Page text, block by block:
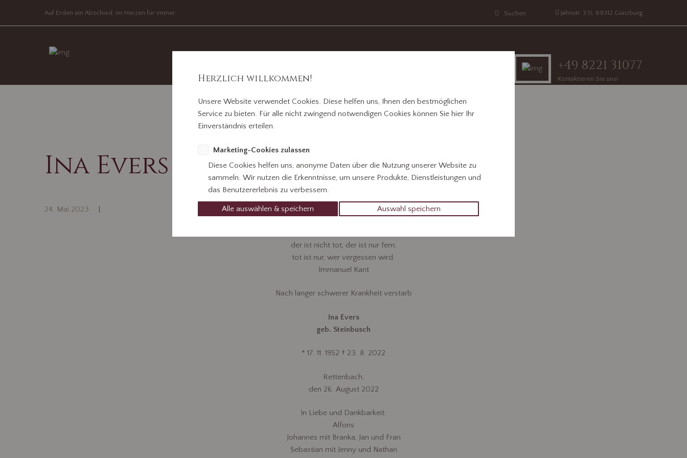
Auf Erden ein Abschied, im Herzen für immer. Jahnstr. 3 ½, 89312 Günzburg
+49 8221 31077
Kontaktieren Sie uns!
Ina Evers
24. Mai 2023
der ist nicht tot, der ist nur fern;
tot ist nur, wer vergessen wird.
Immanuel Kant
Nach langer schwerer Krankheit verstarb
Ina Evers
geb. Steinbusch
* 17. 11. 1952 † 23. 8. 2022
Rettenbach,
den 26. August 2022
In Liebe und Dankbarkeit:
Alfons
Johannes mit Branka, Jan und Fran
Sebastian mit Jenny und Nathan
Herzlich willkommen!
Unsere Website verwendet Cookies. Diese helfen uns, Ihnen den bestmöglichen
Service zu bieten. Für alle nicht zwingend notwendigen Cookies können Sie hier Ihr
Einverständnis erteilen.
Marketing-Cookies zulassen
Diese Cookies helfen uns, anonyme Daten über die Nutzung unserer Website zu
sammeln. Wir nutzen die Erkenntnisse, um unsere Produkte, Dienstleistungen und
das Benutzererlebnis zu verbessern.
Alle auswählen & speichern Auswahl speichern